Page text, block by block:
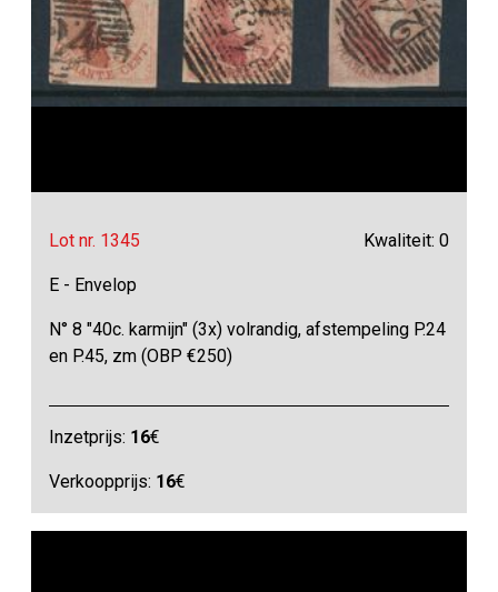
Lot nr. 1345 Kwaliteit: 0
E - Envelop
N° 8 "40c. karmijn" (3x) volrandig, afstempeling P.24
en P.45, zm (OBP €250)
Inzetprijs: 16€
Verkoopprijs: 16€